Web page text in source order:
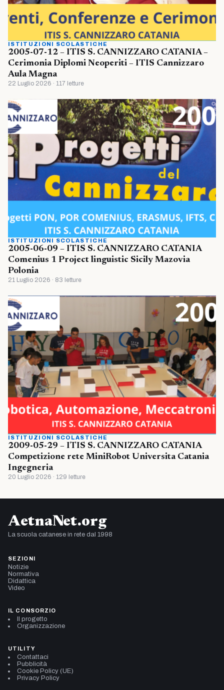
ISTITUZIONI SCOLASTICHE
2005-07-12 – ITIS S. CANNIZZARO CATANIA –
Cerimonia Diplomi Neoperiti – ITIS Cannizzaro
Aula Magna
22 Luglio 2026 · 117 letture
ISTITUZIONI SCOLASTICHE
2005-06-09 – ITIS S. CANNIZZARO CATANIA
Comenius 1 Project linguistic Sicily Mazovia
Polonia
21 Luglio 2026 · 83 letture
ISTITUZIONI SCOLASTICHE
2009-05-29 – ITIS S. CANNIZZARO CATANIA
Competizione rete MiniRobot Universita Catania
Ingegneria
20 Luglio 2026 · 129 letture
AetnaNet.org
La scuola catanese in rete dal 1998
SEZIONI
Notizie
Normativa
Didattica
Video
IL CONSORZIO
Il progetto
Organizzazione
UTILITY
Contattaci
Pubblicità
Cookie Policy (UE)
Privacy Policy